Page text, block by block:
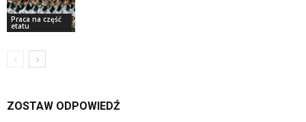
Praca na część
etatu
ZOSTAW ODPOWIEDŹ